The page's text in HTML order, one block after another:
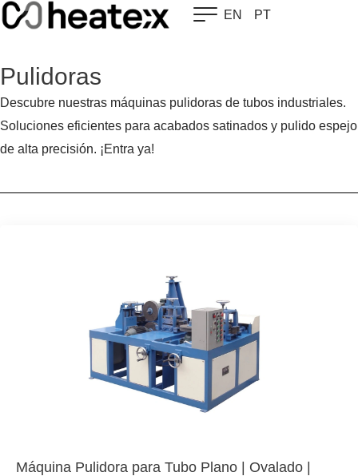
Skip
to
EN PT
Pulidoras
Descubre nuestras máquinas pulidoras de tubos industriales.
Soluciones eficientes para acabados satinados y pulido espejo
de alta precisión. ¡Entra ya!
Máquina Pulidora para Tubo Plano | Ovalado |